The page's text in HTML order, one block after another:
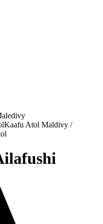
Kaafu Atol Maldivy /